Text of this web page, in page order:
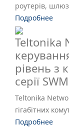
роутерів,
Подробнее
Teltonika
рівень з
серії
Teltonika
гігабітних
Подробнее